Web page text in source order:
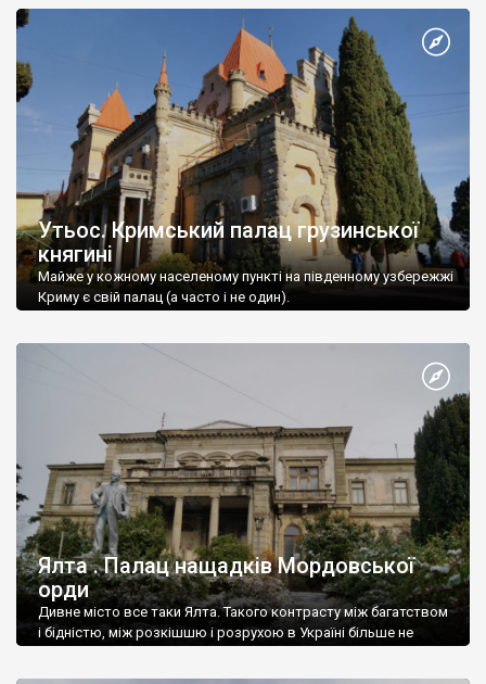
Утьос. Кримський палац грузинської
княгині
Майже у кожному населеному пункті на південному узбережжі
Криму є свій палац (а часто і не один).
Ялта . Палац нащадків Мордовської
орди
Дивне місто все таки Ялта. Такого контрасту між багатством
і бідністю, між розкішшю і розрухою в Україні більше не